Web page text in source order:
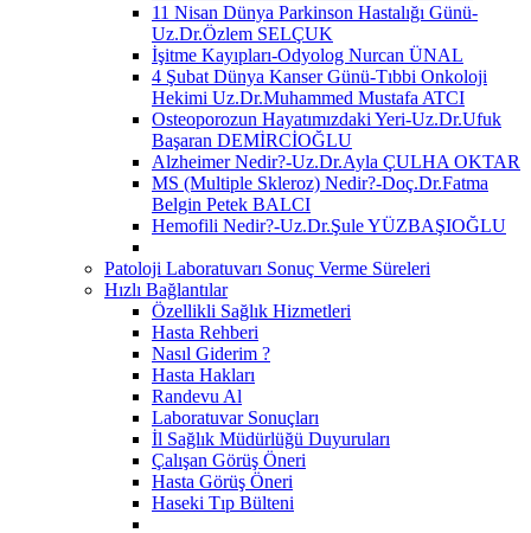
11 Nisan Dünya Parkinson Hastalığı Günü-
Uz.Dr.Özlem SELÇUK
İşitme Kayıpları-Odyolog Nurcan ÜNAL
4 Şubat Dünya Kanser Günü-Tıbbi Onkoloji
Hekimi Uz.Dr.Muhammed Mustafa ATCI
Osteoporozun Hayatımızdaki Yeri-Uz.Dr.Ufuk
Başaran DEMİRCİOĞLU
Alzheimer Nedir?-Uz.Dr.Ayla ÇULHA OKTAR
MS (Multiple Skleroz) Nedir?-Doç.Dr.Fatma
Belgin Petek BALCI
Hemofili Nedir?-Uz.Dr.Şule YÜZBAŞIOĞLU
Patoloji Laboratuvarı Sonuç Verme Süreleri
Hızlı Bağlantılar
Özellikli Sağlık Hizmetleri
Hasta Rehberi
Nasıl Giderim ?
Hasta Hakları
Randevu Al
Laboratuvar Sonuçları
İl Sağlık Müdürlüğü Duyuruları
Çalışan Görüş Öneri
Hasta Görüş Öneri
Haseki Tıp Bülteni